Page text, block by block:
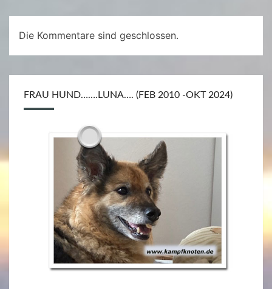
Die Kommentare sind geschlossen.
FRAU HUND…….LUNA…. (FEB 2010 -OKT 2024)